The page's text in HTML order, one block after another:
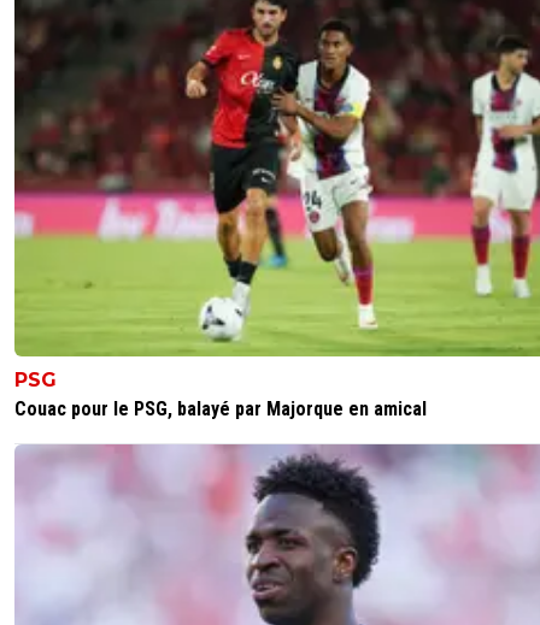
PSG
Couac pour le PSG, balayé par Majorque en amical